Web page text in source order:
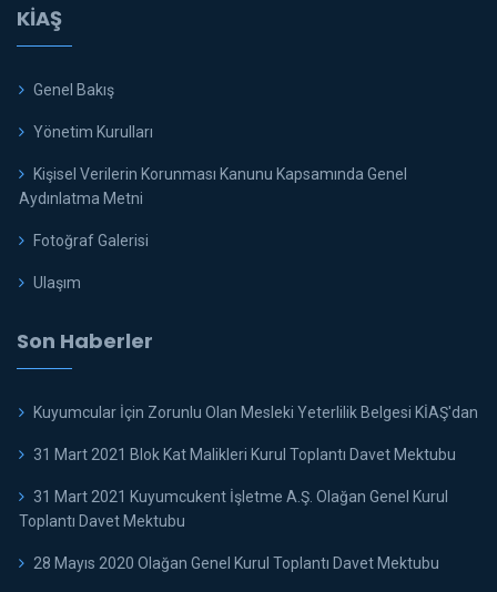
KİAŞ
Genel Bakış
Yönetim Kurulları
Kişisel Verilerin Korunması Kanunu Kapsamında Genel
Aydınlatma Metni
Fotoğraf Galerisi
Ulaşım
Son Haberler
Kuyumcular İçin Zorunlu Olan Mesleki Yeterlilik Belgesi KİAŞ'dan
31 Mart 2021 Blok Kat Malikleri Kurul Toplantı Davet Mektubu
31 Mart 2021 Kuyumcukent İşletme A.Ş. Olağan Genel Kurul
Toplantı Davet Mektubu
28 Mayıs 2020 Olağan Genel Kurul Toplantı Davet Mektubu